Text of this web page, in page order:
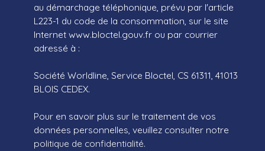
au démarchage téléphonique, prévu par l'article
L223-1 du code de la consommation, sur le site
Internet www.bloctel.gouv.fr ou par courrier
adressé à :
Société Worldline, Service Bloctel, CS 61311, 41013
BLOIS CEDEX.
Pour en savoir plus sur le traitement de vos
données personnelles, veuillez consulter notre
politique de confidentialité.